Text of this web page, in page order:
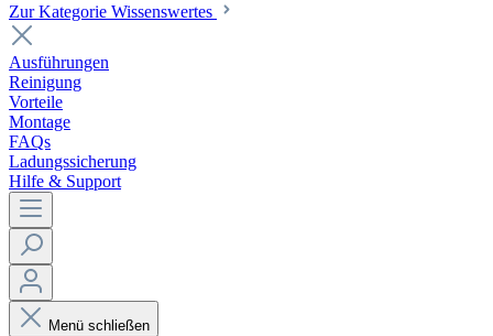
Zur Kategorie Wissenswertes
Ausführungen
Reinigung
Vorteile
Montage
FAQs
Ladungssicherung
Hilfe & Support
Menü schließen